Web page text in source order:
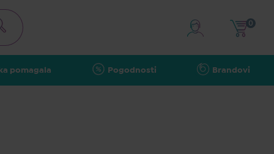
pomagala Pogodnosti Brandovi
0